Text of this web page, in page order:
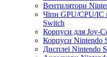
Вентилятори
Чіпи GPU/CPU/IC
Switch
Корпуси для Joy-
Корпуси Nintendo
Дисплеї Nintendo